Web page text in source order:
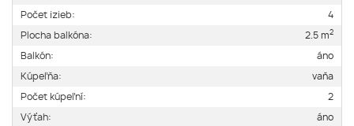
Počet izieb: 4
Plocha balkóna: 2.5 m2
Balkón: áno
Kúpeľňa: vaňa
Počet kúpeľní: 2
Výťah: áno